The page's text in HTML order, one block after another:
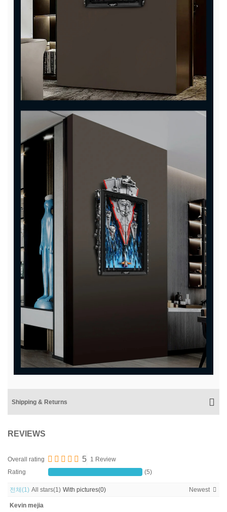
Shipping & Returns
REVIEWS
Overall rating 5 1 Review
Rating
(5)
전체(1) All stars(1) With pictures(0) Newest
Kevin mejia